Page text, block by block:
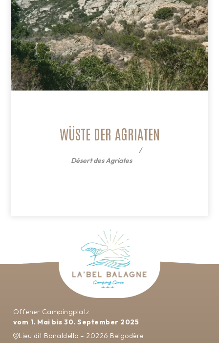
WÜSTE DER AGRIATEN
Désert des Agriates
Offener Campingplatz
vom 1. Mai bis 30. September 2025
Lieu dit Bonaldello – 20226 Belgodère